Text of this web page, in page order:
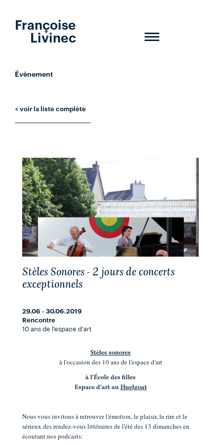
Toggle
Françoise
Livinec
Évènement
< voir la liste complète
Stèles Sonores - 2 jours de concerts
exceptionnels
29.06 - 30.06.2019
Rencontre
10 ans de l'espace d'art
Stèles sonores
à l'occasion des 10 ans de l'espace d'art
à l'École des filles
Espace d'art au Huelgoat
Nous vous invitons à retrouver l'émotion, le plaisir, le rire et le
sérieux des rendez-vous littéraires de l'été des 13 dimanches en
écoutant nos podcasts: